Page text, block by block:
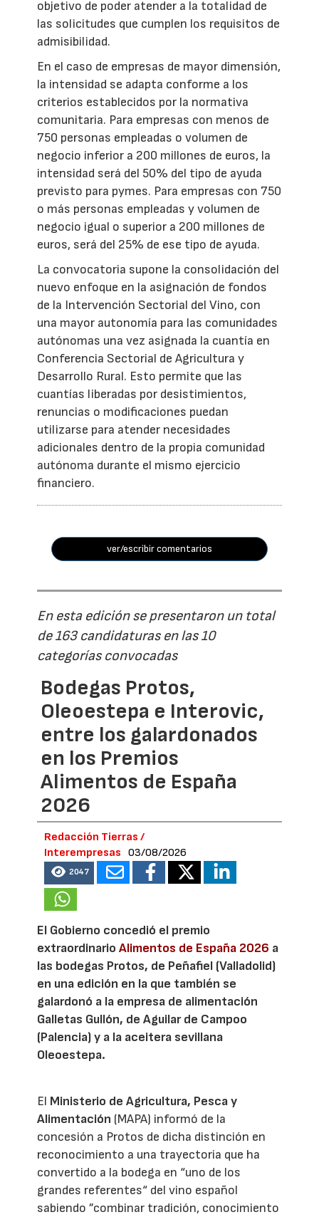
objetivo de poder atender a la totalidad de
las solicitudes que cumplen los requisitos de
admisibilidad.
En el caso de empresas de mayor dimensión,
la intensidad se adapta conforme a los
criterios establecidos por la normativa
comunitaria. Para empresas con menos de
750 personas empleadas o volumen de
negocio inferior a 200 millones de euros, la
intensidad será del 50% del tipo de ayuda
previsto para pymes. Para empresas con 750
o más personas empleadas y volumen de
negocio igual o superior a 200 millones de
euros, será del 25% de ese tipo de ayuda.
La convocatoria supone la consolidación del
nuevo enfoque en la asignación de fondos
de la Intervención Sectorial del Vino, con
una mayor autonomía para las comunidades
autónomas una vez asignada la cuantía en
Conferencia Sectorial de Agricultura y
Desarrollo Rural. Esto permite que las
cuantías liberadas por desistimientos,
renuncias o modificaciones puedan
utilizarse para atender necesidades
adicionales dentro de la propia comunidad
autónoma durante el mismo ejercicio
financiero.
ver/escribir comentarios
En esta edición se presentaron un total
de 163 candidaturas en las 10
categorías convocadas
Bodegas Protos,
Oleoestepa e Interovic,
entre los galardonados
en los Premios
Alimentos de España
2026
Redacción Tierras /
Interempresas
03/08/2026
2047
El Gobierno concedió el premio
extraordinarioAlimentos de España 2026 a
las bodegas Protos, de Peñafiel (Valladolid)
en una edición en la que también se
galardonó a la empresa de alimentación
Galletas Gullón, de Aguilar de Campoo
(Palencia) y a la aceitera sevillana
Oleoestepa.
El Ministerio de Agricultura, Pesca y
Alimentación (MAPA) informó de la
concesión a Protos de dicha distinción en
reconocimiento a una trayectoria que ha
convertido a la bodega en “uno de los
grandes referentes“ del vino español
sabiendo ”combinar tradición, conocimiento